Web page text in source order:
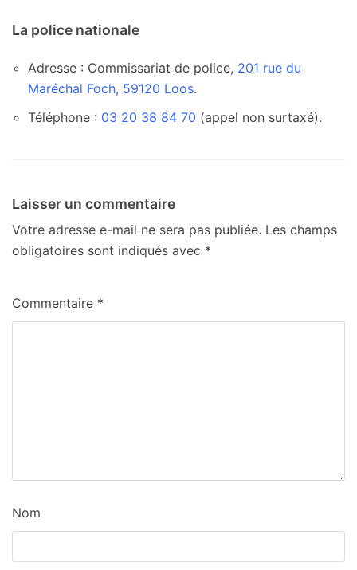
La police nationale
Adresse : Commissariat de police, 201 rue du
Maréchal Foch, 59120 Loos.
Téléphone : 03 20 38 84 70 (appel non surtaxé).
Laisser un commentaire
Votre adresse e-mail ne sera pas publiée. Les champs
obligatoires sont indiqués avec *
Commentaire *
Nom